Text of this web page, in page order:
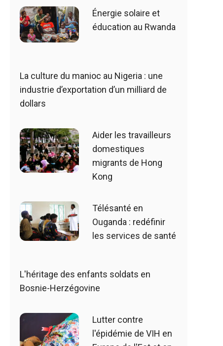
Énergie solaire et
éducation au Rwanda
La culture du manioc au Nigeria : une
industrie d’exportation d’un milliard de
dollars
Aider les travailleurs
domestiques
migrants de Hong
Kong
Télésanté en
Ouganda : redéfinir
les services de santé
L'héritage des enfants soldats en
Bosnie-Herzégovine
Lutter contre
l'épidémie de VIH en